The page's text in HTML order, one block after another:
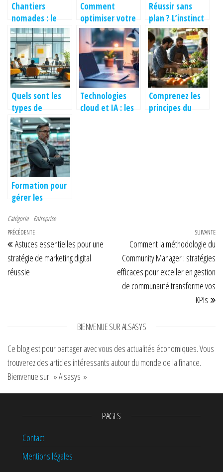
Chantiers
nomades : le
succes des
bungalows
modulaires
Comment
optimiser votre
gestion QHSE
avec un logiciel
tout-en-un
Réussir sans
plan ? L’instinct
peut être ta
meilleure
stratégie !
Quels sont les
types de
communication
en entreprise ?
Analyse et
impact sur le
leadership
Technologies
cloud et IA : les
Comprenez les
principes du
Formation pour
gérer les
un commerce :
maîtrisez les
principes de
sécurité
Catégorie Entreprise
Navigation de l’article
Article précédent
PRÉCÉDENTE
Astuces essentielles pour une
stratégie de marketing digital
réussie
SUIVANTE
Comment la méthodologie du
Community Manager : stratégies
efficaces pour exceller en gestion
de communauté transforme vos
KPIs
BIENVENUE SUR ALSASYS
Ce blog est pour partager avec vous des actualités économiques. Vous
trouverez des articles intéressants autour du monde de la finance.
Bienvenue sur » Alsasys »
PAGES
Contact
Mentions légales